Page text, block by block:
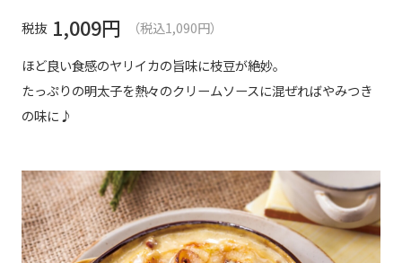
税抜 1,009円
（税込1,090円）
ほど良い食感のヤリイカの旨味に枝豆が絶妙。
たっぷりの明太子を熱々のクリームソースに混ぜればやみつき
の味に♪